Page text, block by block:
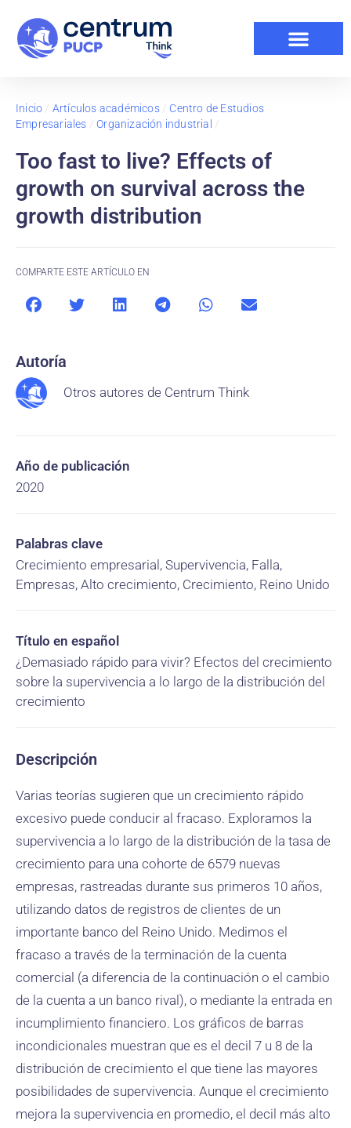
Inicio / Artículos académicos/ Centro de Estudios
Empresariales /Organización industrial /
Too fast to live? Effects of
growth on survival across the
growth distribution
COMPARTE ESTE ARTÍCULO EN
Autoría
Otros autores de Centrum Think
Año de publicación
2020
Palabras clave
Crecimiento empresarial, Supervivencia, Falla,
Empresas, Alto crecimiento, Crecimiento, Reino Unido
Título en español
¿Demasiado rápido para vivir? Efectos del crecimiento
sobre la supervivencia a lo largo de la distribución del
crecimiento
Descripción
Varias teorías sugieren que un crecimiento rápido
excesivo puede conducir al fracaso. Exploramos la
supervivencia a lo largo de la distribución de la tasa de
crecimiento para una cohorte de 6579 nuevas
empresas, rastreadas durante sus primeros 10 años,
utilizando datos de registros de clientes de un
importante banco del Reino Unido. Medimos el
fracaso a través de la terminación de la cuenta
comercial (a diferencia de la continuación o el cambio
de la cuenta a un banco rival), o mediante la entrada en
incumplimiento financiero. Los gráficos de barras
incondicionales muestran que es el decil 7 u 8 de la
distribución de crecimiento el que tiene las mayores
posibilidades de supervivencia. Aunque el crecimiento
mejora la supervivencia en promedio, el decil más alto